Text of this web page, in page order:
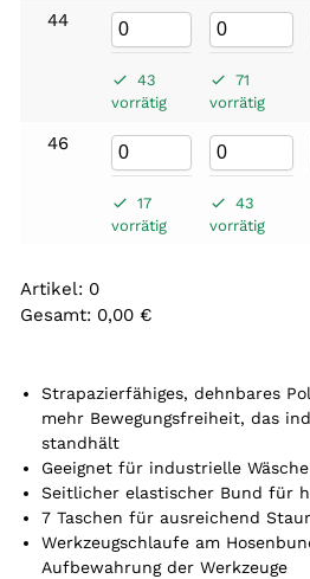
44
43
vorrätig
71
vorrätig
46
17
vorrätig
43
vorrätig
Artikel: 0
Gesamt: 0,00 €
r
k
e
l
.
Strapazierfähiges, dehnbares
mehr Bewegungsfreiheit, das
standhält
Geeignet für industrielle
Seitlicher elastischer Bund für
7 Taschen für ausreichend
Werkzeugschlaufe am
Aufbewahrung der Werkzeuge